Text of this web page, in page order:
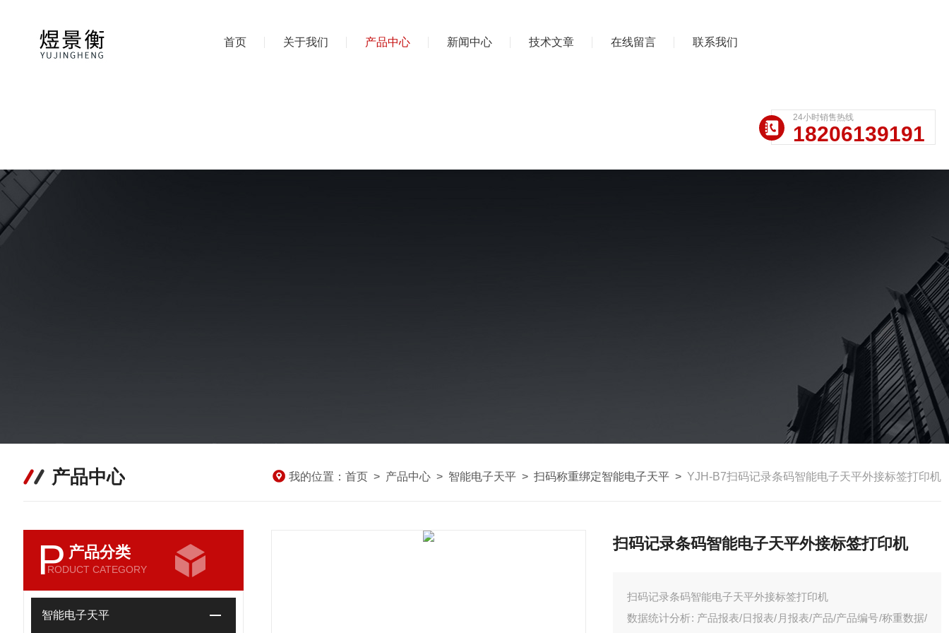
首页 关于我们 产品中心 新闻中心 技术文章 在线留言 联系我们
24小时销售热线
18206139191
产品中心 我的位置： 首页 > 产品中心 > 智能电子天平 > 扫码称重绑定智能电子天平 > YJH-B7扫码记录条码智能电子天平外接标签打印机
P 产品分类
RODUCT CATEGORY
智能电子天平
扫码记录条码智能电子天平外接标签打印机
扫码记录条码智能电子天平外接标签打印机
数据统计分析: 产品报表/日报表/月报表/产品/产品编号/称重数据/